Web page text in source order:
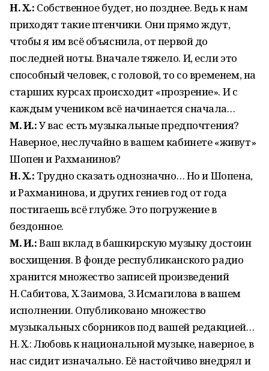
Н. Х.: Собственное будет, но позднее. Ведь к нам
приходят такие птенчики. Они прямо ждут,
чтобы я им всё объяснила, от первой до
последней ноты. Вначале тяжело. И, если это
способный человек, с головой, то со временем, на
старших курсах происходит «прозрение». И с
каждым учеником всё начинается сначала…
М. И.:У вас есть музыкальные предпочтения?
Наверное, неслучайно в вашем кабинете «живут»
Шопен и Рахманинов?
Н. Х.: Трудно сказать однозначно… Но и Шопена,
и Рахманинова, и других гениев год от года
постигаешь всё глубже. Это погружение в
бездонное.
М. И.:Ваш вклад в башкирскую музыку достоин
восхищения. В фонде республиканского радио
хранится множество записей произведений
Н. Сабитова, Х. Заимова, З. Исмагилова в вашем
исполнении. Опубликовано множество
музыкальных сборников под вашей редакцией…
Н. Х.: Любовь к национальной музыке, наверное, в
нас сидит изначально. Её настойчиво внедрял и